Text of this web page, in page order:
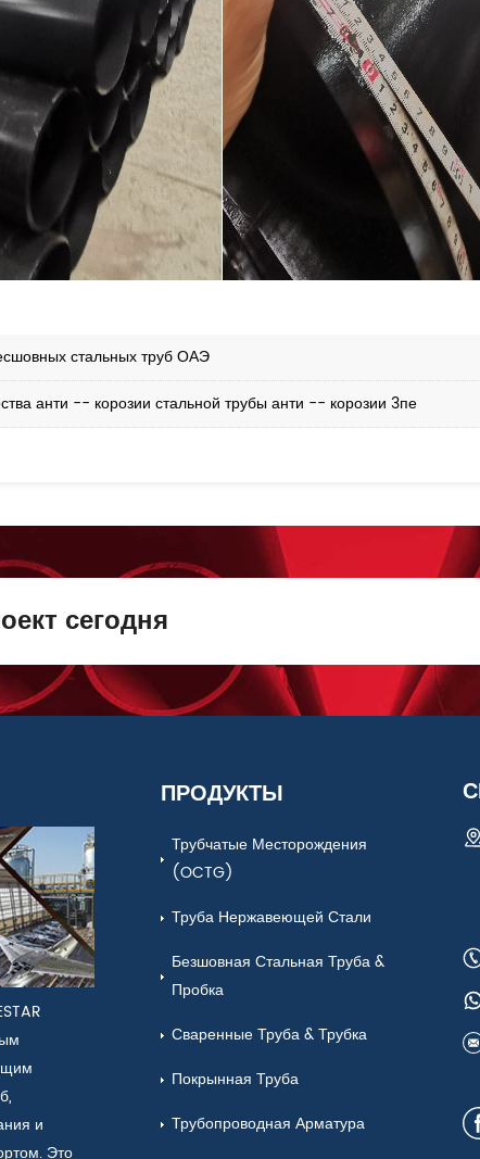
стальных труб ОАЭ
анти -- корозии стальной трубы анти -- корозии 3пе
сегодня
и
Это
ПРОДУКТЫ
Трубчатые Месторождения
(OCTG)
Труба Нержавеющей Стали
Безшовная Стальная Труба &
Пробка
Сваренные Труба & Трубка
Покрынная Труба
Трубопроводная Арматура